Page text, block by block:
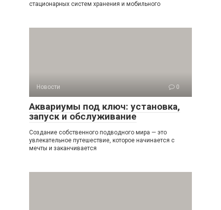
стационарных систем хранения и мобильного
Новости 0
Аквариумы под ключ: установка,
запуск и обслуживание
Создание собственного подводного мира — это
увлекательное путешествие, которое начинается с
мечты и заканчивается